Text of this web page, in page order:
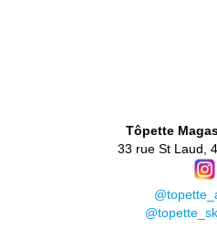
Tôpette
33 rue St Laud,